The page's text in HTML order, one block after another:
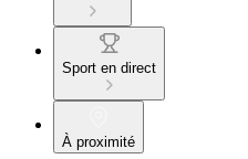
Sport en direct
À proximité